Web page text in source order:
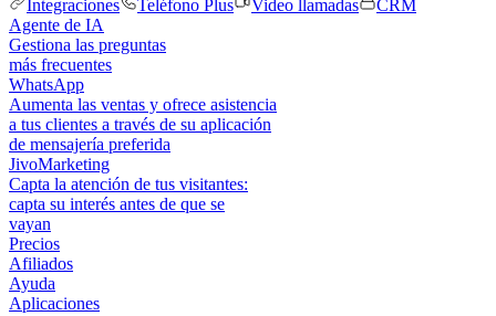
Integraciones
Teléfono Plus Video llamadas
CRM
Agente de IA
Gestiona las preguntas
más frecuentes
WhatsApp
Aumenta las ventas y ofrece asistencia
a tus clientes a través de su aplicación
de mensajería preferida
JivoMarketing
Capta la atención de tus visitantes:
capta su interés antes de que se
vayan
Precios
Afiliados
Ayuda
Aplicaciones